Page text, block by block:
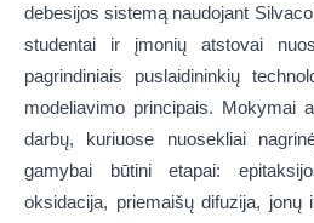
debesijos sistemą naudojant
studentai ir įmonių atstovai
pagrindiniais puslaidininkių
modeliavimo principais. Mokymai
darbų, kuriuose nuosekliai
gamybai būtini etapai:
oksidacija, priemaišų difuzija, jonų